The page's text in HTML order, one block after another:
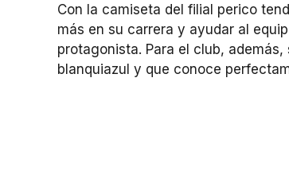
Con la camiseta del filial perico
más en su carrera y ayudar al
protagonista. Para el club,
blanquiazul y que conoce